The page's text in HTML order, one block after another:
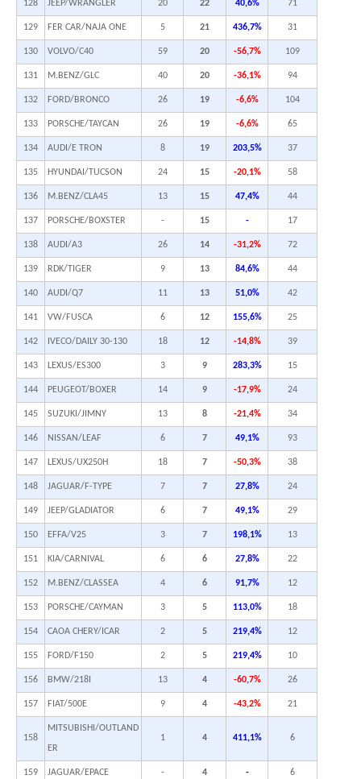
128 JEEP/WRANGLER 20 22 40,6% 71
129 FER CAR/NAJA ONE 5 21 436,7% 31
130 VOLVO/C40 59 20 -56,7% 109
131 M.BENZ/GLC 40 20 -36,1% 94
132 FORD/BRONCO 26 19 -6,6% 104
133 PORSCHE/TAYCAN 26 19 -6,6% 65
134 AUDI/E TRON 8 19 203,5% 37
135 HYUNDAI/TUCSON 24 15 -20,1% 58
136 M.BENZ/CLA45 13 15 47,4% 44
137 PORSCHE/BOXSTER - 15 - 17
138 AUDI/A3 26 14 -31,2% 72
139 RDK/TIGER 9 13 84,6% 44
140 AUDI/Q7 11 13 51,0% 42
141 VW/FUSCA 6 12 155,6% 25
142 IVECO/DAILY 30-130 18 12 -14,8% 39
143 LEXUS/ES300 3 9 283,3% 15
144 PEUGEOT/BOXER 14 9 -17,9% 24
145 SUZUKI/JIMNY 13 8 -21,4% 34
146 NISSAN/LEAF 6 7 49,1% 93
147 LEXUS/UX250H 18 7 -50,3% 38
148 JAGUAR/F-TYPE 7 7 27,8% 24
149 JEEP/GLADIATOR 6 7 49,1% 29
150 EFFA/V25 3 7 198,1% 13
151 KIA/CARNIVAL 6 6 27,8% 22
152 M.BENZ/CLASSEA 4 6 91,7% 12
153 PORSCHE/CAYMAN 3 5 113,0% 18
154 CAOA CHERY/ICAR 2 5 219,4% 12
155 FORD/F150 2 5 219,4% 10
156 BMW/218I 13 4 -60,7% 26
157 FIAT/500E 9 4 -43,2% 21
158
MITSUBISHI/OUTLAND
ER
1 4 411,1% 6
159 JAGUAR/EPACE - 4 - 6